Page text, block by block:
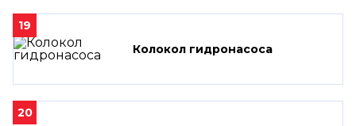
19
Колокол гидронасоса
20